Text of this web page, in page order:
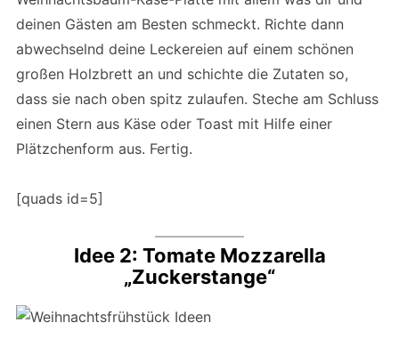
deinen Gästen am Besten schmeckt. Richte dann
abwechselnd deine Leckereien auf einem schönen
großen Holzbrett an und schichte die Zutaten so,
dass sie nach oben spitz zulaufen. Steche am Schluss
einen Stern aus Käse oder Toast mit Hilfe einer
Plätzchenform aus. Fertig.
[quads id=5]
Idee 2: Tomate Mozzarella
„Zuckerstange“